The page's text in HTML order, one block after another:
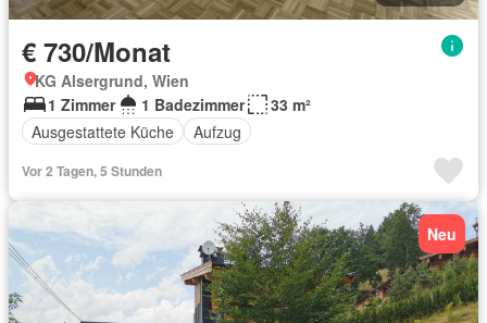
€ 730/Monat
KG Alsergrund, Wien
1 Zimmer
1 Badezimmer
33 m²
Ausgestattete Küche
Aufzug
Vor 2 Tagen, 5 Stunden
Neu